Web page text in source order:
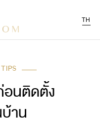
TH
อนติดตั้ง
าน